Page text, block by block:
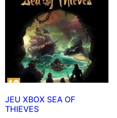
JEU XBOX SEA OF
THIEVES